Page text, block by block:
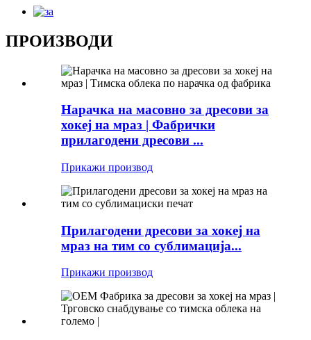
ПРОИЗВОДИ
Нарачка на масовно за дресови за
хокеј на мраз | Фабрички
прилагодени дресови ...
Прикажи производ
Прилагодени дресови за хокеј на
мраз на тим со сублимација...
Прикажи производ